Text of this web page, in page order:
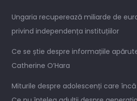
Ungaria recuperează miliarde de
privind independența instituțiilor
Ce se știe despre informațiile
Catherine O’Hara
Miturile despre adolescenți care